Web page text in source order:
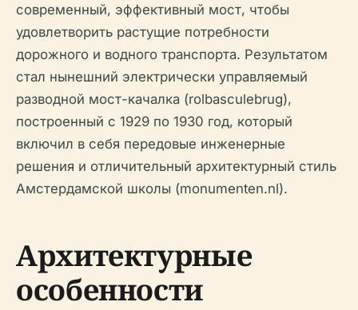
современный, эффективный мост, чтобы
удовлетворить растущие потребности
дорожного и водного транспорта. Результатом
стал нынешний электрически управляемый
разводной мост-качалка (rolbasculebrug),
построенный с 1929 по 1930 год, который
включил в себя передовые инженерные
решения и отличительный архитектурный стиль
Амстердамской школы (monumenten.nl).
Архитектурные
особенности